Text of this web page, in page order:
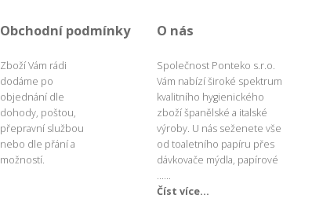
Obchodní podmínky
Zboží Vám rádi
dodáme po
objednání dle
dohody, poštou,
přepravní službou
nebo dle přání a
možností.
O nás
Společnost Ponteko s.r.o.
Vám nabízí široké spektrum
kvalitního hygienického
zboží španělské a italské
výroby. U nás seženete vše
od toaletního papíru přes
dávkovače mýdla, papírové
......
Číst více...